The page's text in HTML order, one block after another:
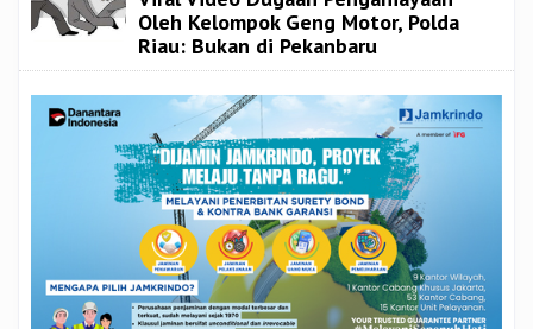
Oleh Kelompok Geng Motor, Polda
Riau: Bukan di Pekanbaru